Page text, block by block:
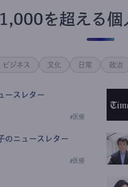
1,000を超える個
ビジネス 文化 日常 政治
ースレター
# 医療
のニュースレター
# 医療